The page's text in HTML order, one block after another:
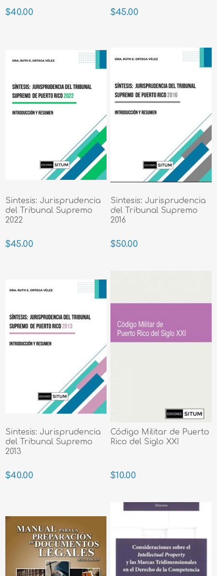
$40.00 $45.00
Sintesis: Jurisprudencia
del Tribunal Supremo
2022
$45.00
Sintesis: Jurisprudencia
del Tribunal Supremo
2016
$50.00
Sintesis: Jurisprudencia
del Tribunal Supremo
2013
$40.00
Código Militar de Puerto
Rico del Siglo XXI
$10.00